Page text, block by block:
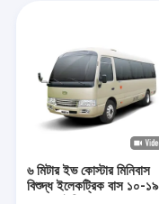
৬ মিটার ইভ কোস্টার মিনিবাস
বিশুদ্ধ ইলেকট্রিক বাস ১০-১৯